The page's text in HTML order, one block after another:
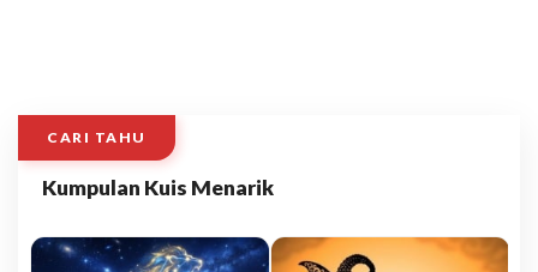
CARI TAHU
Kumpulan Kuis Menarik